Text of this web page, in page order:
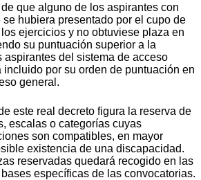
que alguno de los aspirantes con
hubiera presentado por el cupo de
ejercicios y no obtuviese plaza en
su puntuación superior a la
aspirantes del sistema de acceso
incluido por su orden de puntuación en
general.
este real decreto figura la reserva de
escalas o categorías cuyas
son compatibles, en mayor
existencia de una discapacidad.
reservadas quedará recogido en las
específicas de las convocatorias.